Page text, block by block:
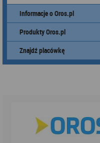
Informacje o Oros.pl
Produkty Oros.pl
Znajdź placówkę